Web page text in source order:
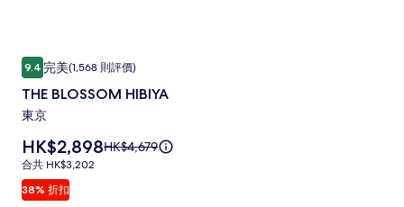
相
片
集
關
準
詳
THE
BLOSSOM
HIBIYA
相
片
集
9.49.4 分 (滿分為 10 分)，完美，(1,568 則評價)
完美(1,568 則評價)
THE BLOSSOM HIBIYA
東京
38% 折扣
價
格
為
HK$2,898
HK$2,898原
HK$4,679
合
共
HK$3,202
合共 HK$3,202
THE BLOSSOM HIBIYA